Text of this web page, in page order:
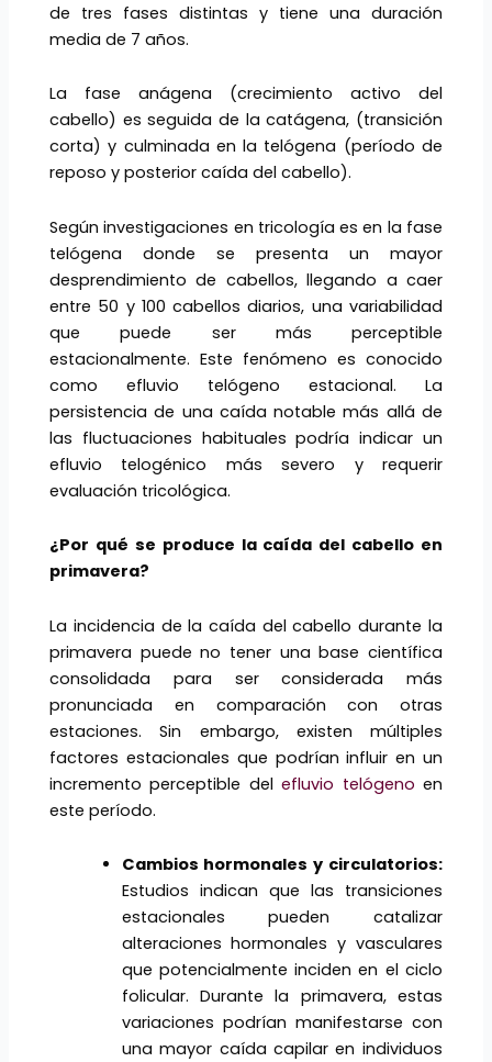
de tres fases distintas y tiene una duración
media de 7 años.
La fase anágena (crecimiento activo del
cabello) es seguida de la catágena, (transición
corta) y culminada en la telógena (período de
reposo y posterior caída del cabello).
Según investigaciones en tricología es en la fase
telógena donde se presenta un mayor
desprendimiento de cabellos, llegando a caer
entre 50 y 100 cabellos diarios, una variabilidad
que puede ser más perceptible
estacionalmente. Este fenómeno es conocido
como efluvio telógeno estacional. La
persistencia de una caída notable más allá de
las fluctuaciones habituales podría indicar un
efluvio telogénico más severo y requerir
evaluación tricológica.
¿Por qué se produce la caída del cabello en
primavera?
La incidencia de la caída del cabello durante la
primavera puede no tener una base científica
consolidada para ser considerada más
pronunciada en comparación con otras
estaciones. Sin embargo, existen múltiples
factores estacionales que podrían influir en un
incremento perceptible delefluvio telógeno en
este período.
Cambios hormonales y circulatorios:
Estudios indican que las transiciones
estacionales pueden catalizar
alteraciones hormonales y vasculares
que potencialmente inciden en el ciclo
folicular. Durante la primavera, estas
variaciones podrían manifestarse con
una mayor caída capilar en individuos